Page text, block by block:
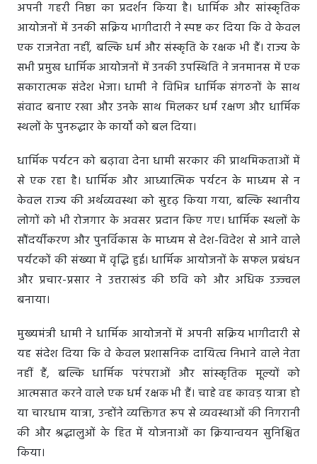
अपनी गहरी निष्ठा का प्रदर्शन किया है। धार्मिक और सांस्कृतिक
आयोजनों में उनकी सक्रिय भागीदारी ने स्पष्ट कर दिया कि वे केवल
एक राजनेता नहीं, बल्कि धर्म और संस्कृति के रक्षक भी हैं। राज्य के
सभी प्रमुख धार्मिक आयोजनों में उनकी उपस्थिति ने जनमानस में एक
सकारात्मक संदेश भेजा। धामी ने विभिन्न धार्मिक संगठनों के साथ
संवाद बनाए रखा और उनके साथ मिलकर धर्म रक्षण और धार्मिक
स्थलों के पुनरुद्धार के कार्यों को बल दिया।
धार्मिक पर्यटन को बढ़ावा देना धामी सरकार की प्राथमिकताओं में
से एक रहा है। धार्मिक और आध्यात्मिक पर्यटन के माध्यम से न
केवल राज्य की अर्थव्यवस्था को सुदृढ़ किया गया, बल्कि स्थानीय
लोगों को भी रोजगार के अवसर प्रदान किए गए। धार्मिक स्थलों के
सौंदर्यीकरण और पुनर्विकास के माध्यम से देश-विदेश से आने वाले
पर्यटकों की संख्या में वृद्धि हुई। धार्मिक आयोजनों के सफल प्रबंधन
और प्रचार-प्रसार ने उत्तराखंड की छवि को और अधिक उज्ज्वल
बनाया।
मुख्यमंत्री धामी ने धार्मिक आयोजनों में अपनी सक्रिय भागीदारी से
यह संदेश दिया कि वे केवल प्रशासनिक दायित्व निभाने वाले नेता
नहीं हैं, बल्कि धार्मिक परंपराओं और सांस्कृतिक मूल्यों को
आत्मसात करने वाले एक धर्म रक्षक भी हैं। चाहे वह कावड़ यात्रा हो
या चारधाम यात्रा, उन्होंने व्यक्तिगत रूप से व्यवस्थाओं की निगरानी
की और श्रद्धालुओं के हित में योजनाओं का क्रियान्वयन सुनिश्चित
किया।